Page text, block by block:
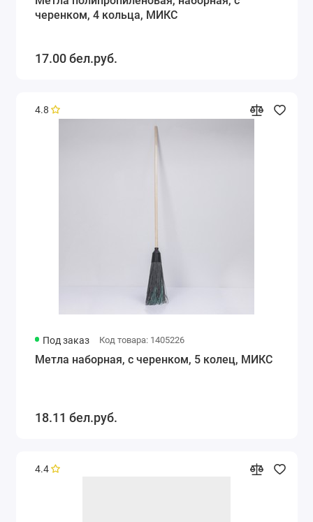
черенком, 4 кольца, МИКС
17.00 бел.руб.
4.8
Под заказ Код товара: 1405226
Метла наборная, с черенком, 5 колец, МИКС
18.11 бел.руб.
4.4